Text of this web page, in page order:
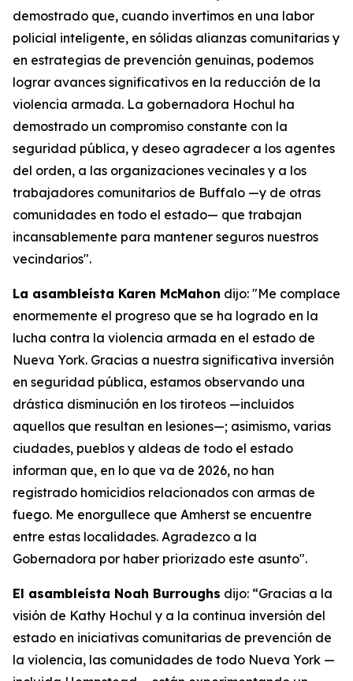
demostrado que, cuando invertimos en una labor
policial inteligente, en sólidas alianzas comunitarias y
en estrategias de prevención genuinas, podemos
lograr avances significativos en la reducción de la
violencia armada. La gobernadora Hochul ha
demostrado un compromiso constante con la
seguridad pública, y deseo agradecer a los agentes
del orden, a las organizaciones vecinales y a los
trabajadores comunitarios de Buffalo —y de otras
comunidades en todo el estado— que trabajan
incansablemente para mantener seguros nuestros
vecindarios".
La asambleísta Karen McMahon dijo: "Me complace
enormemente el progreso que se ha logrado en la
lucha contra la violencia armada en el estado de
Nueva York. Gracias a nuestra significativa inversión
en seguridad pública, estamos observando una
drástica disminución en los tiroteos —incluidos
aquellos que resultan en lesiones—; asimismo, varias
ciudades, pueblos y aldeas de todo el estado
informan que, en lo que va de 2026, no han
registrado homicidios relacionados con armas de
fuego. Me enorgullece que Amherst se encuentre
entre estas localidades. Agradezco a la
Gobernadora por haber priorizado este asunto".
El asambleísta Noah Burroughs dijo: “Gracias a la
visión de Kathy Hochul y a la continua inversión del
estado en iniciativas comunitarias de prevención de
la violencia, las comunidades de todo Nueva York —